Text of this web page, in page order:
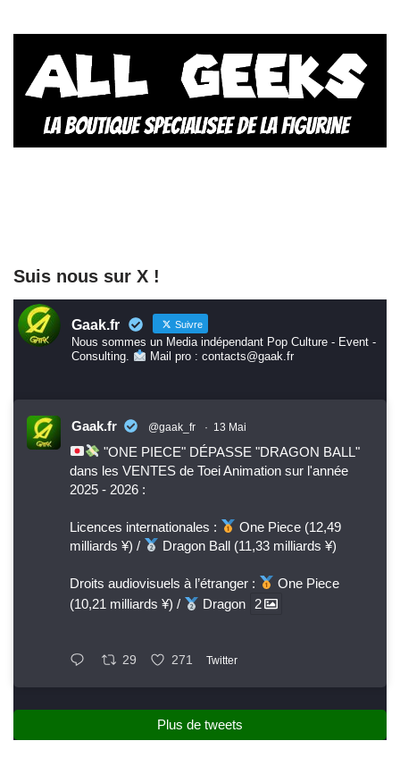
Suis nous sur X !
Gaak.fr Suivre
Nous sommes un Media indépendant Pop Culture - Event -
Consulting.
Mail pro : contacts@gaak.fr
Gaak.fr @gaak_fr · 13 Mai
"ONE PIECE" DÉPASSE "DRAGON BALL"
dans les VENTES de Toei Animation sur l'année
2025 - 2026 :
Licences internationales :
One Piece (12,49
milliards ¥) /
Dragon Ball (11,33 milliards ¥)
Droits audiovisuels à l’étranger :
One Piece
(10,21 milliards ¥) /
Dragon 2
29 271 Twitter
Plus de tweets